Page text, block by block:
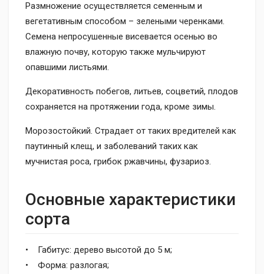
Размножение осуществляется семенным и
вегетативным способом – зелеными черенками.
Семена непросушенные висевается осенью во
влажную почву, которую также мульчируют
опавшими листьями.
Декоративность побегов, литьев, соцветий, плодов
сохраняется на протяжении года, кроме зимы.
Морозостойкий. Страдает от таких вредителей как
паутинный клещ, и заболеваний таких как
мучнистая роса, грибок ржавчины, фузариоз.
Основные характеристики
сорта
• Габитус: дерево высотой до 5 м;
• Форма: разлогая;